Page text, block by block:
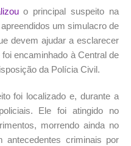
o principal suspeito na
um simulacro de
devem ajudar a esclarecer
encaminhado à Central de
da Polícia Civil.
foi localizado e, durante a
Ele foi atingido no
morrendo ainda no
antecedentes criminais por